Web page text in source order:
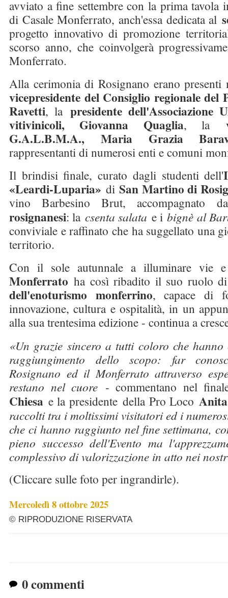
avviato a fine settembre con la prima tavola
di Casale Monferrato, anch'essa dedicata al
progetto innovativo di promozione
scorso anno, che coinvolgerà
Monferrato.
Alla cerimonia di Rosignano erano
vicepresidente del Consiglio regionale del
Ravetti, la presidente dell'Associazione
vitivinicoli, Giovanna Quaglia, la
G.A.L.B.M.A., Maria Grazia
rappresentanti di numerosi enti e comuni
Il brindisi finale, curato dagli studenti dell'
«Leardi-Luparia» di San Martino di
vino Barbesino Brut, accompagnato
rosignanesi: la csenta salata e ibignè al
conviviale e raffinato che ha suggellato una
territorio.
Con il sole autunnale a illuminare
Monferratoha così ribadito il suo ruolo
dell'enoturismo monferrino, capace di
innovazione, cultura e ospitalità, in un
alla sua trentesima edizione - continua a
«Un grazie sincero a tutti coloro che
raggiungimento dello scopo: far
Rosignano ed il Monferrato attraverso
restano nel cuore - commentano nel
Chiesa e la presidente della Pro Loco
raccolti tra i moltissimi visitatori ed i
che ci hanno raggiunto nel fine settimana,
pieno successo dell'Evento ma
complessivo di valorizzazione in atto nei
(Cliccare sulle foto per ingrandirle).
Mercoledì 8 ottobre 2025
© RIPRODUZIONE RISERVATA
0 commenti